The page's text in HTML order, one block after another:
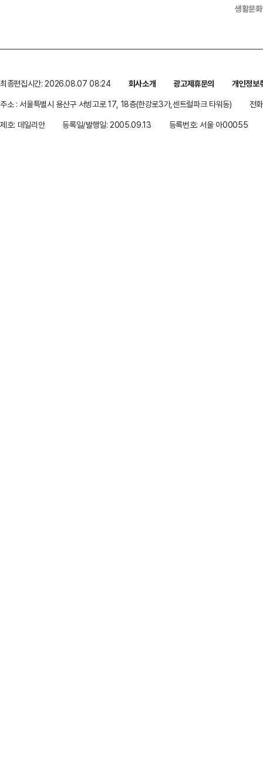
생활문
최종편집시간: 2026.08.07 08:24 회사소개 광고제휴문의
개인정보
주소 : 서울특별시 용산구 서빙고로 17, 18층(한강로3가,센트럴파크 타워동)
전
제호: 데일리안
등록일/발행일: 2005.09.13 등록번호: 서울 아00055